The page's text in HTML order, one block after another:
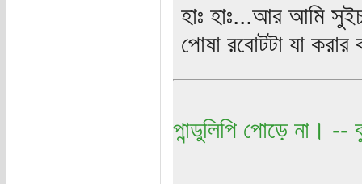
হাঃ হাঃ...আর আমি
পোষা রবোটটা যা করার
পান্ডুলিপি পোড়ে না। --